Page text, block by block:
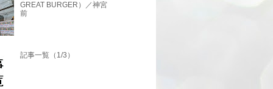
GREAT BURGER）／神宮
前
記事一覧（1/3）